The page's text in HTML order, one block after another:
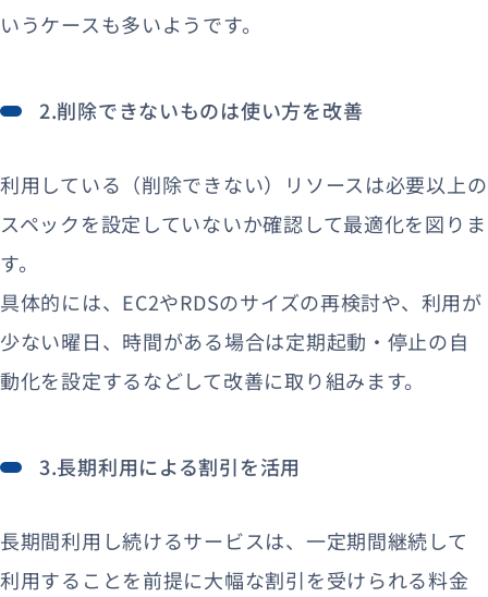
いうケースも多いようです。
2.削除できないものは使い方を改善
利用している（削除できない）リソースは必要以上の
スペックを設定していないか確認して最適化を図りま
す。
具体的には、EC2やRDSのサイズの再検討や、利用が
少ない曜日、時間がある場合は定期起動・停止の自
動化を設定するなどして改善に取り組みます。
3.長期利用による割引を活用
長期間利用し続けるサービスは、一定期間継続して
利用することを前提に大幅な割引を受けられる料金